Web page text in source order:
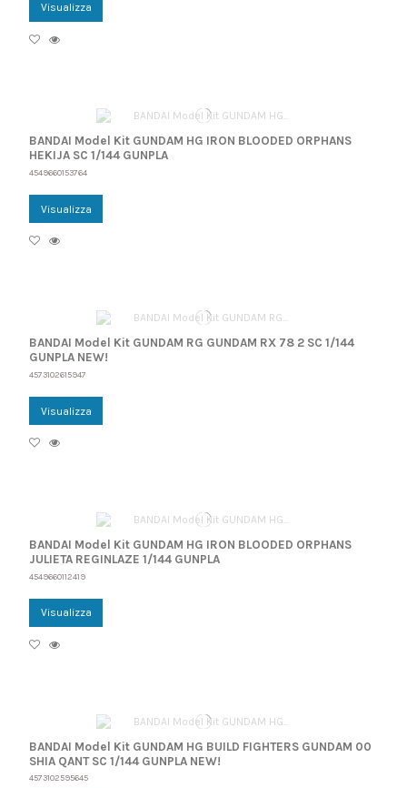
Visualizza
BANDAI Model Kit GUNDAM HG IRON BLOODED ORPHANS
HEKIJA SC 1/144 GUNPLA
4549660153764
Visualizza
BANDAI Model Kit GUNDAM RG GUNDAM RX 78 2 SC 1/144
GUNPLA NEW!
4573102615947
Visualizza
BANDAI Model Kit GUNDAM HG IRON BLOODED ORPHANS
JULIETA REGINLAZE 1/144 GUNPLA
4549660112419
Visualizza
BANDAI Model Kit GUNDAM HG BUILD FIGHTERS GUNDAM 00
SHIA QANT SC 1/144 GUNPLA NEW!
4573102595645